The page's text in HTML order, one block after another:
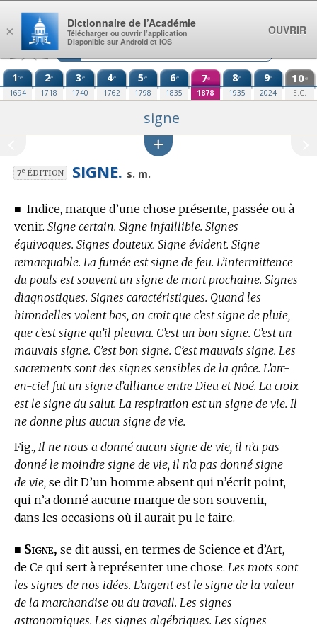
Aller au contenu
1re
1694
2e
1718
3e
1740
4e
1762
5e
1798
6e
1835
7e
1878
8e
1935
9e
2024
10e
E.C.
signe
7eÉDITION SIGNE. s. m.
■ Indice, marque d’une chose présente, passée ou à
venir. Signe certain. Signe infaillible. Signes
équivoques. Signes douteux. Signe évident. Signe
remarquable. La fumée est signe de feu. L’intermittence
du pouls est souvent un signe de mort prochaine. Signes
diagnostiques. Signes caractéristiques. Quand les
hirondelles volent bas, on croit que c’est signe de pluie,
que c’est signe qu’il pleuvra. C’est un bon signe. C’est un
mauvais signe. C’est bon signe. C’est mauvais signe. Les
sacrements sont des signes sensibles de la grâce. L’arc-
en-ciel fut un signe d’alliance entre Dieu et Noé. La croix
est le signe du salut. La respiration est un signe de vie. Il
ne donne plus aucun signe de vie.
Fig., Il ne nous a donné aucun signe de vie, il n’a pas
donné le moindre signe de vie, il n’a pas donné signe
de vie, se dit D’un homme absent qui n’écrit point,
qui n’a donné aucune marque de son souvenir,
dans les occasions où il aurait pu le faire.
■ Signe, se dit aussi, en termes de Science et d’Art,
de Ce qui sert à représenter une chose. Les mots sont
les signes de nos idées. L’argent est le signe de la valeur
de la marchandise ou du travail. Les signes
astronomiques. Les signes algébriques. Les signes
×
Dictionnaire de l’Académie
Télécharger ou ouvrir l’application
Disponible sur Android et iOS
OUVRIR